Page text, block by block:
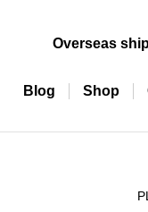
Overseas
Blog Shop